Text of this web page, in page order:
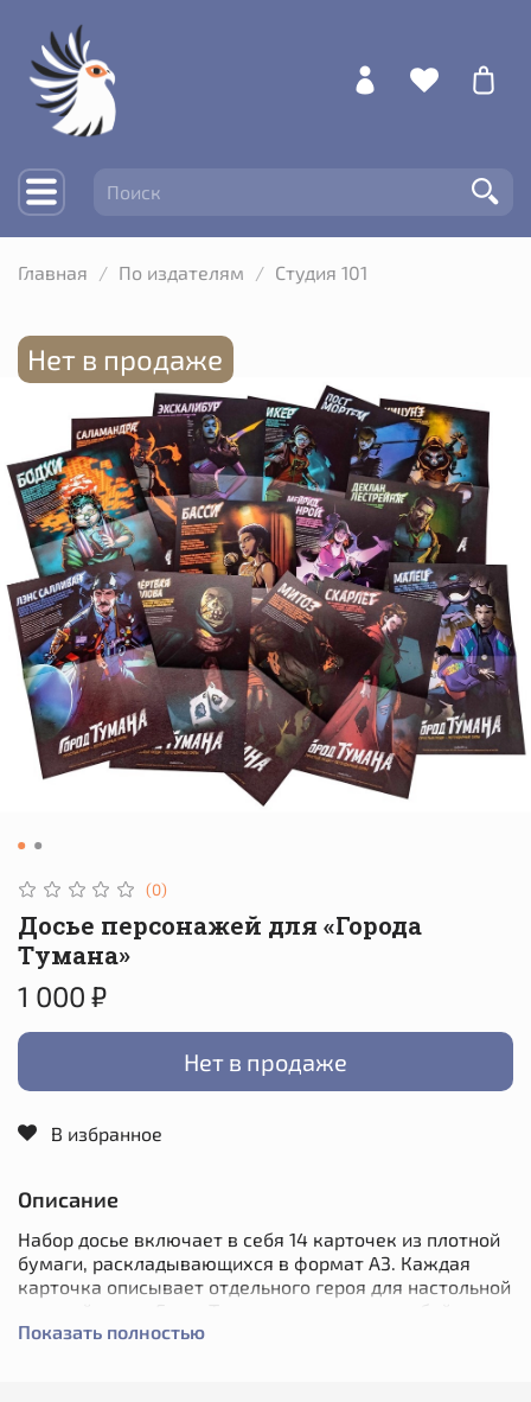
Главная По издателям Студия 101
Нет в продаже
(0)
Досье персонажей для «Города
Тумана»
1 000 ₽
Нет в продаже
В избранное
Описание
Набор досье включает в себя 14 карточек из плотной
бумаги, раскладывающихся в формат А3. Каждая
карточка описывает отдельного героя для настольной
момент включиться в игру, а точнее:
Показать полностью